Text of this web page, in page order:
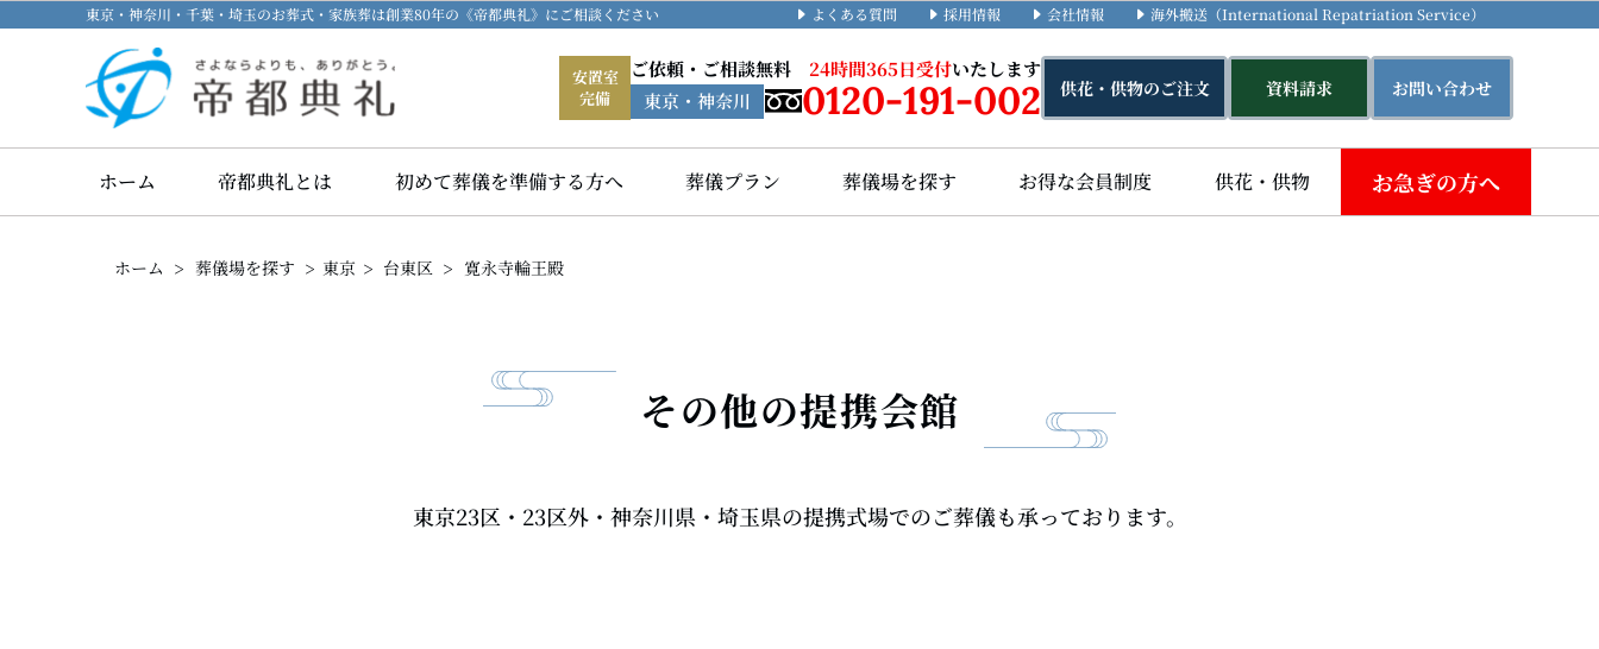
東京・神奈川・千葉・埼玉のお葬式・家族葬は創業80年の《帝都典礼》にご相談ください よくある質問 採用情報 会社情報 海外搬送（International Repatriation Service）
安置室
完備
ご依頼・ご相談無料 24時間365日受付いたします
東京・神奈川
0120-191-002 供花・供物のご注文 資料請求 お問い合わせ
ホーム 帝都典礼とは 初めて葬儀を準備する方へ 葬儀プラン 葬儀場を探す お得な会員制度 供花・供物 お急ぎの方へ
ホーム > 葬儀場を探す > 東京 > 台東区 > 寛永寺輪王殿
その他の提携会館
東京23区・23区外・神奈川県・埼玉県の提携式場でのご葬儀も承っております。